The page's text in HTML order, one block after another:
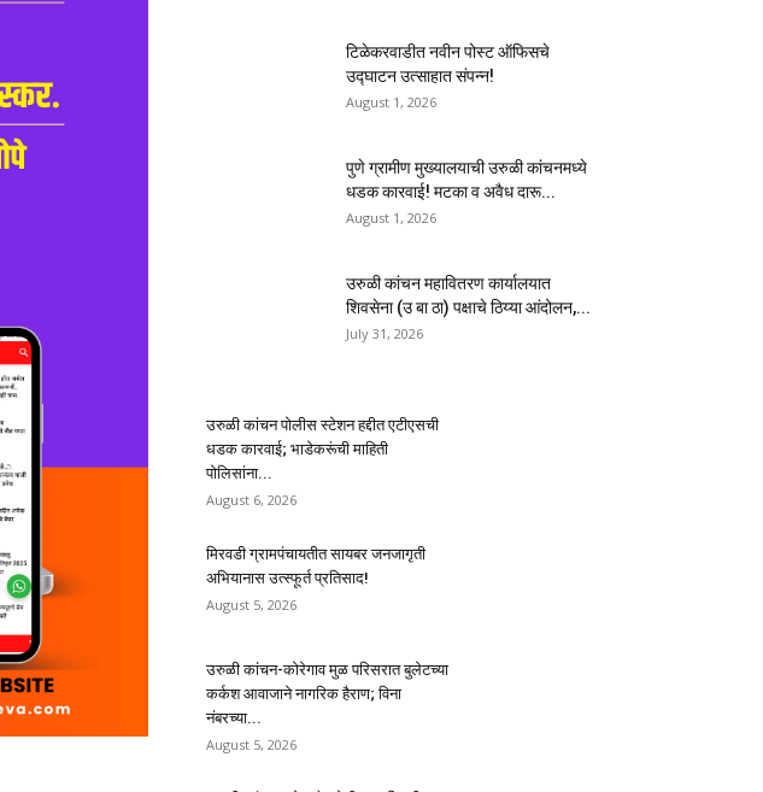
टिळेकरवाडीत नवीन पोस्ट ऑफिसचे
उद्घाटन उत्साहात संपन्न!
August 1, 2026
पुणे ग्रामीण मुख्यालयाची उरुळी कांचनमध्ये
धडक कारवाई! मटका व अवैध दारू...
August 1, 2026
उरुळी कांचन महावितरण कार्यालयात
शिवसेना (उ बा ठा) पक्षाचे ठिय्या आंदोलन,...
July 31, 2026
उरुळी कांचन पोलीस स्टेशन हद्दीत एटीएसची
धडक कारवाई; भाडेकरूंची माहिती
पोलिसांना...
August 6, 2026
मिरवडी ग्रामपंचायतीत सायबर जनजागृती
अभियानास उत्स्फूर्त प्रतिसाद!
August 5, 2026
उरुळी कांचन-कोरेगाव मुळ परिसरात बुलेटच्या
कर्कश आवाजाने नागरिक हैराण; विना
नंबरच्या...
August 5, 2026